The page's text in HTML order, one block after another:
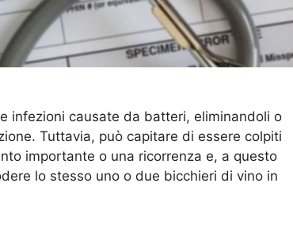
infezioni causate da batteri, eliminandoli o
Tuttavia, può capitare di essere colpiti
importante o una ricorrenza e, a questo
lo stesso uno o due bicchieri di vino in